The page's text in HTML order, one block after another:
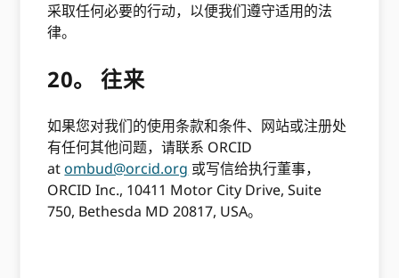
采取任何必要的行动，以便我们遵守适用的法
律。
20。 往来
如果您对我们的使用条款和条件、网站或注册处
有任何其他问题，请联系 ORCID
atombud@orcid.org 或写信给执行董事，
ORCID Inc., 10411 Motor City Drive, Suite
750, Bethesda MD 20817, USA。